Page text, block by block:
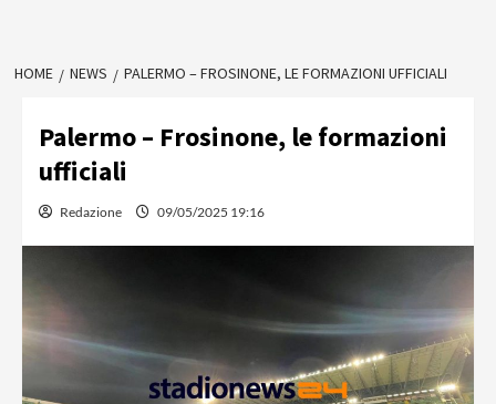
HOME NEWS PALERMO – FROSINONE, LE FORMAZIONI UFFICIALI
Palermo – Frosinone, le formazioni
ufficiali
Redazione 09/05/2025 19:16